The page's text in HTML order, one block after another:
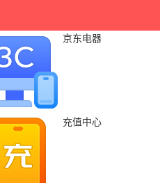
京东电器
充值中心